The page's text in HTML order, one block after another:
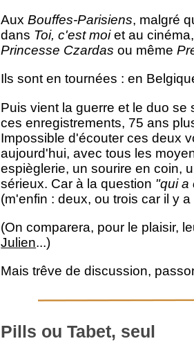
AuxBouffes-Parisiens, malgré
dans Toi, c'est moiet au
Princesse Czardas ou même
Ils sont en tournées : en
Puis vient la guerre et le duo
ces enregistrements, 75 ans
Impossible d'écouter ces deux
aujourd'hui, avec tous les
espièglerie, un sourire en coin,
sérieux. Car à la question "qui a
(m'enfin : deux, ou trois car il y a
(On comparera, pour le plaisir,
Julien...)
Mais trêve de discussion,
Pills ou Tabet, seul